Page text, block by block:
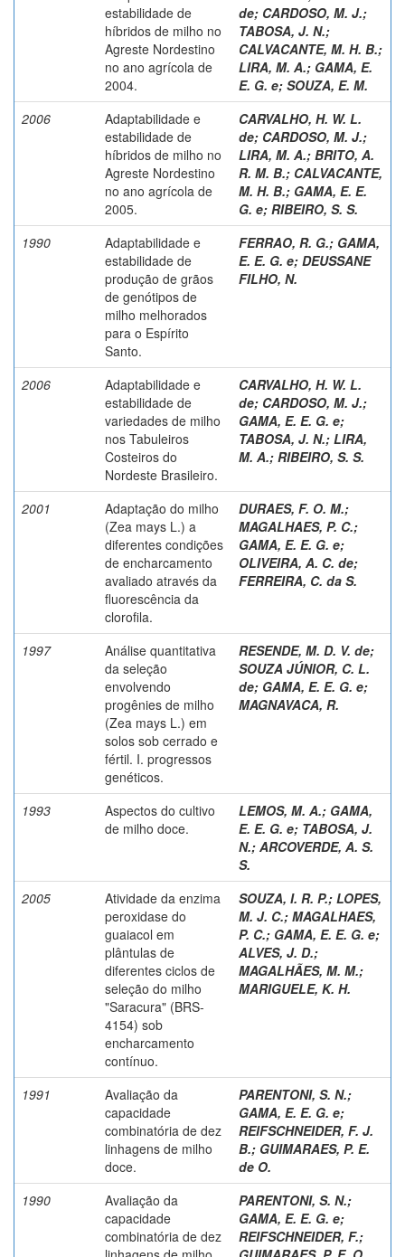
estabilidade de
híbridos de milho no
Agreste Nordestino
no ano agrícola de
2004.
de; CARDOSO, M. J.;
TABOSA, J. N.;
CALVACANTE, M. H. B.;
LIRA, M. A.; GAMA, E.
E. G. e; SOUZA, E. M.
2006
Adaptabilidade e
estabilidade de
híbridos de milho no
Agreste Nordestino
no ano agrícola de
2005.
CARVALHO, H. W. L.
de; CARDOSO, M. J.;
LIRA, M. A.; BRITO, A.
R. M. B.; CALVACANTE,
M. H. B.; GAMA, E. E.
G. e; RIBEIRO, S. S.
1990
Adaptabilidade e
estabilidade de
produção de grãos
de genótipos de
milho melhorados
para o Espírito
Santo.
FERRAO, R. G.; GAMA,
E. E. G. e; DEUSSANE
FILHO, N.
2006
Adaptabilidade e
estabilidade de
variedades de milho
nos Tabuleiros
Costeiros do
Nordeste Brasileiro.
CARVALHO, H. W. L.
de; CARDOSO, M. J.;
GAMA, E. E. G. e;
TABOSA, J. N.; LIRA,
M. A.; RIBEIRO, S. S.
2001
Adaptação do milho
(Zea mays L.) a
diferentes condições
de encharcamento
avaliado através da
fluorescência da
clorofila.
DURAES, F. O. M.;
MAGALHAES, P. C.;
GAMA, E. E. G. e;
OLIVEIRA, A. C. de;
FERREIRA, C. da S.
1997
Análise quantitativa
da seleção
envolvendo
progênies de milho
(Zea mays L.) em
solos sob cerrado e
fértil. I. progressos
genéticos.
RESENDE, M. D. V. de;
SOUZA JÚNIOR, C. L.
de; GAMA, E. E. G. e;
MAGNAVACA, R.
1993
Aspectos do cultivo
de milho doce.
LEMOS, M. A.; GAMA,
E. E. G. e; TABOSA, J.
N.; ARCOVERDE, A. S.
S.
2005
Atividade da enzima
peroxidase do
guaiacol em
plântulas de
diferentes ciclos de
seleção do milho
"Saracura" (BRS-
4154) sob
encharcamento
contínuo.
SOUZA, I. R. P.; LOPES,
M. J. C.; MAGALHAES,
P. C.; GAMA, E. E. G. e;
ALVES, J. D.;
MAGALHÃES, M. M.;
MARIGUELE, K. H.
1991
Avaliação da
capacidade
combinatória de dez
linhagens de milho
doce.
PARENTONI, S. N.;
GAMA, E. E. G. e;
REIFSCHNEIDER, F. J.
B.; GUIMARAES, P. E.
de O.
1990
Avaliação da
capacidade
combinatória de dez
PARENTONI, S. N.;
GAMA, E. E. G. e;
REIFSCHNEIDER, F.;